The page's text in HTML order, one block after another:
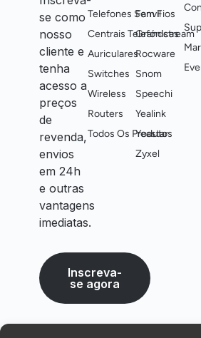
se como
nosso
cliente e
tenha
acesso a
preços
de
revenda,
envios
em 24h
e outras
vantagens
imediatas.
Inscreva-
se agora
Telefones Sem Fios
Centrais Telefónicas
Auriculares
Switches
Wireless
Routers
Todos Os Produtos
Fanvil
Grandstream
Rocware
Snom
Speechi
Yealink
Yeastar
Zyxel